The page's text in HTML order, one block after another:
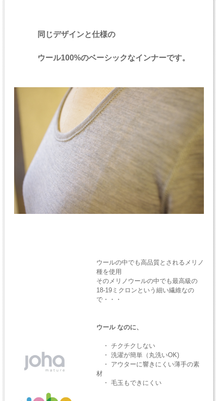
同じデザインと仕様の
ウール100%のベーシックなインナーです。
ウールの中でも高品質とされるメリノ
種を使用
そのメリノウールの中でも最高級の
18-19ミクロンという細い繊維なの
で・・・
ウール なのに、
・ チクチクしない
・ 洗濯が簡単（丸洗いOK)
・ アウターに響きにくい薄手の素
材
・ 毛玉もできにくい